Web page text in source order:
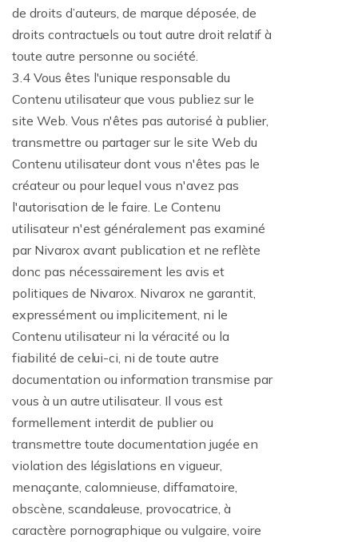
de droits d’auteurs, de marque déposée, de
droits contractuels ou tout autre droit relatif à
toute autre personne ou société.
3.4 Vous êtes l'unique responsable du
Contenu utilisateur que vous publiez sur le
site Web. Vous n'êtes pas autorisé à publier,
transmettre ou partager sur le site Web du
Contenu utilisateur dont vous n'êtes pas le
créateur ou pour lequel vous n'avez pas
l'autorisation de le faire. Le Contenu
utilisateur n'est généralement pas examiné
par Nivarox avant publication et ne reflète
donc pas nécessairement les avis et
politiques de Nivarox. Nivarox ne garantit,
expressément ou implicitement, ni le
Contenu utilisateur ni la véracité ou la
fiabilité de celui-ci, ni de toute autre
documentation ou information transmise par
vous à un autre utilisateur. Il vous est
formellement interdit de publier ou
transmettre toute documentation jugée en
violation des législations en vigueur,
menaçante, calomnieuse, diffamatoire,
obscène, scandaleuse, provocatrice, à
caractère pornographique ou vulgaire, voire